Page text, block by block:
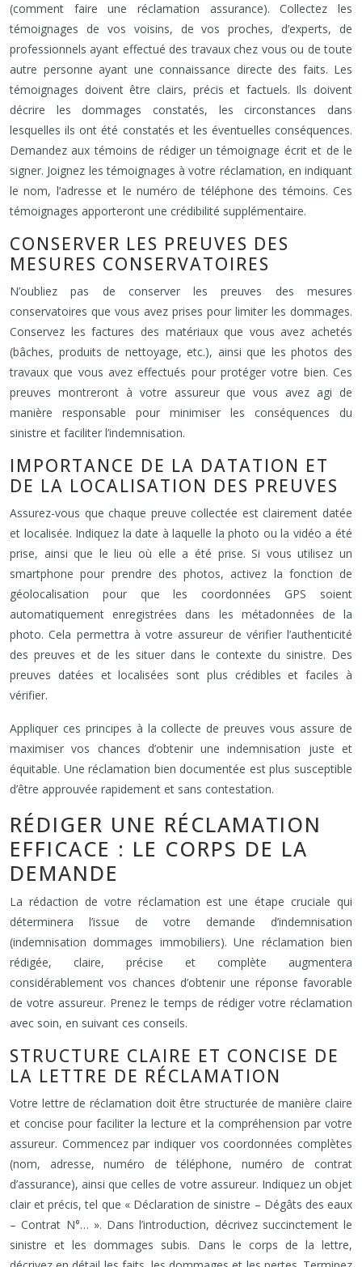
(comment faire une réclamation assurance). Collectez les
témoignages de vos voisins, de vos proches, d’experts, de
professionnels ayant effectué des travaux chez vous ou de toute
autre personne ayant une connaissance directe des faits. Les
témoignages doivent être clairs, précis et factuels. Ils doivent
décrire les dommages constatés, les circonstances dans
lesquelles ils ont été constatés et les éventuelles conséquences.
Demandez aux témoins de rédiger un témoignage écrit et de le
signer. Joignez les témoignages à votre réclamation, en indiquant
le nom, l’adresse et le numéro de téléphone des témoins. Ces
témoignages apporteront une crédibilité supplémentaire.
CONSERVER LES PREUVES DES
MESURES CONSERVATOIRES
N’oubliez pas de conserver les preuves des mesures
conservatoires que vous avez prises pour limiter les dommages.
Conservez les factures des matériaux que vous avez achetés
(bâches, produits de nettoyage, etc.), ainsi que les photos des
travaux que vous avez effectués pour protéger votre bien. Ces
preuves montreront à votre assureur que vous avez agi de
manière responsable pour minimiser les conséquences du
sinistre et faciliter l’indemnisation.
IMPORTANCE DE LA DATATION ET
DE LA LOCALISATION DES PREUVES
Assurez-vous que chaque preuve collectée est clairement datée
et localisée. Indiquez la date à laquelle la photo ou la vidéo a été
prise, ainsi que le lieu où elle a été prise. Si vous utilisez un
smartphone pour prendre des photos, activez la fonction de
géolocalisation pour que les coordonnées GPS soient
automatiquement enregistrées dans les métadonnées de la
photo. Cela permettra à votre assureur de vérifier l’authenticité
des preuves et de les situer dans le contexte du sinistre. Des
preuves datées et localisées sont plus crédibles et faciles à
vérifier.
Appliquer ces principes à la collecte de preuves vous assure de
maximiser vos chances d’obtenir une indemnisation juste et
équitable. Une réclamation bien documentée est plus susceptible
d’être approuvée rapidement et sans contestation.
RÉDIGER UNE RÉCLAMATION
EFFICACE : LE CORPS DE LA
DEMANDE
La rédaction de votre réclamation est une étape cruciale qui
déterminera l’issue de votre demande d’indemnisation
(indemnisation dommages immobiliers). Une réclamation bien
rédigée, claire, précise et complète augmentera
considérablement vos chances d’obtenir une réponse favorable
de votre assureur. Prenez le temps de rédiger votre réclamation
avec soin, en suivant ces conseils.
STRUCTURE CLAIRE ET CONCISE DE
LA LETTRE DE RÉCLAMATION
Votre lettre de réclamation doit être structurée de manière claire
et concise pour faciliter la lecture et la compréhension par votre
assureur. Commencez par indiquer vos coordonnées complètes
(nom, adresse, numéro de téléphone, numéro de contrat
d’assurance), ainsi que celles de votre assureur. Indiquez un objet
clair et précis, tel que « Déclaration de sinistre – Dégâts des eaux
– Contrat N°… ». Dans l’introduction, décrivez succinctement le
sinistre et les dommages subis. Dans le corps de la lettre,